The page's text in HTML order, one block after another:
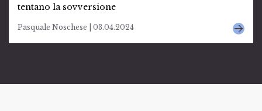
tentano la sovversione
Pasquale Noschese | 03.04.2024